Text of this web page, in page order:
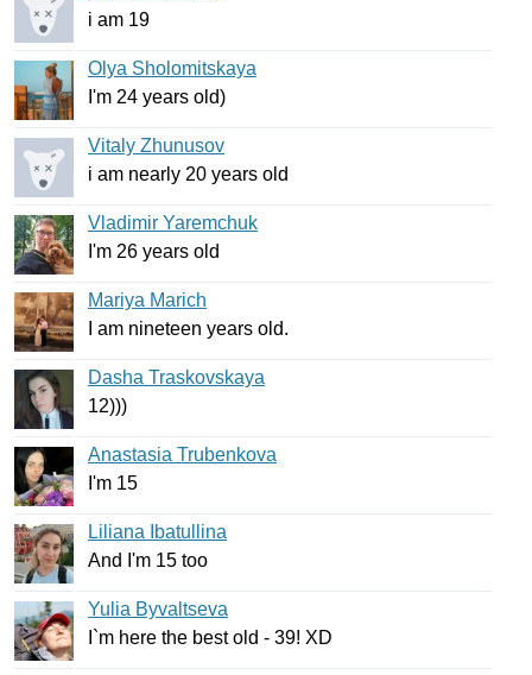
i am 19
Olya Sholomitskaya
I'm 24 years old)
Vitaly Zhunusov
i am nearly 20 years old
Vladimir Yaremchuk
I'm 26 years old
Mariya Marich
am nineteen years old.
Dasha Traskovskaya
12)))
Anastasia Trubenkova
I'm 15
Liliana Ibatullina
And I'm 15 too
Yulia Byvaltseva
`m here the best old - 39! XD